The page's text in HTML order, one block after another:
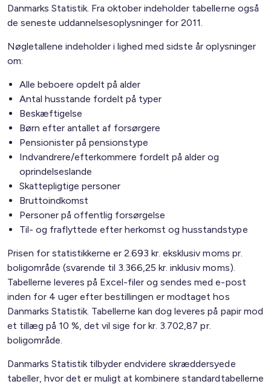
Danmarks Statistik. Fra oktober indeholder tabellerne også
de seneste uddannelsesoplysninger for 2011.
Nøgletallene indeholder i lighed med sidste år oplysninger
om:
Alle beboere opdelt på alder
Antal husstande fordelt på typer
Beskæftigelse
Børn efter antallet af forsørgere
Pensionister på pensionstype
Indvandrere/efterkommere fordelt på alder og
oprindelseslande
Skattepligtige personer
Bruttoindkomst
Personer på offentlig forsørgelse
Til- og fraflyttede efter herkomst og husstandstype
Prisen for statistikkerne er 2.693 kr. eksklusiv moms pr.
boligområde (svarende til 3.366,25 kr. inklusiv moms).
Tabellerne leveres på Excel-filer og sendes med e-post
inden for 4 uger efter bestillingen er modtaget hos
Danmarks Statistik. Tabellerne kan dog leveres på papir mod
et tillæg på 10 %, det vil sige for kr. 3.702,87 pr.
boligområde.
Danmarks Statistik tilbyder endvidere skræddersyede
tabeller, hvor det er muligt at kombinere standardtabellerne